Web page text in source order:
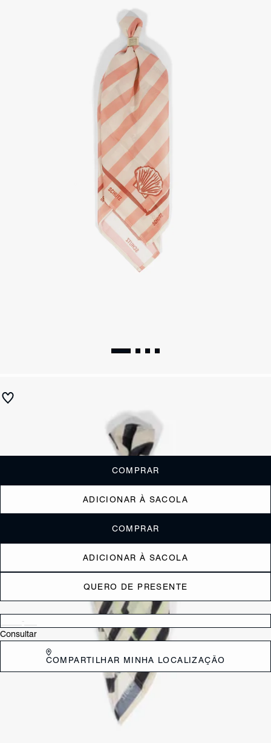
sem juros
de cashback
COMPRAR
ADICIONAR À SACOLA
COMPRAR
ADICIONAR À SACOLA
QUERO DE PRESENTE
Verificar disponibilidade nas lojas próximas a você
Consultar
COMPARTILHAR MINHA LOCALIZAÇÃO
Nosso lenço feminino é aquele acessório que faz toda diferença! Com
estampa personalizada e super trendy, pode ser usado como lenço de